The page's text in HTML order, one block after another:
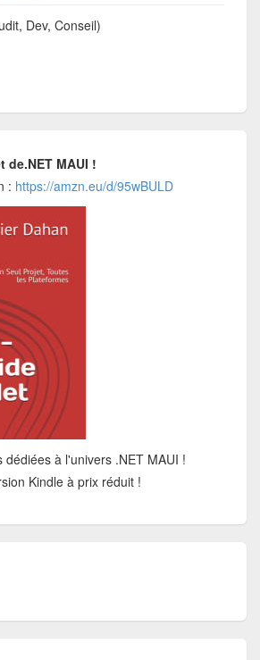
Dev, Conseil)
de.NET MAUI !
: https://amzn.eu/d/95wBULD
dédiées à l'univers .NET MAUI !
Kindle à prix réduit !